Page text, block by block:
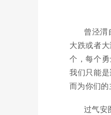
曾泾渭
大跌或者
个，每个
我们只能
而为你们
过气安